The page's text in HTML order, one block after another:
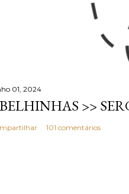
01, 2024
>>
101 comentários